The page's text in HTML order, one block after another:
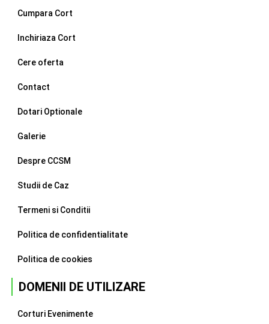
Cumpara Cort
Inchiriaza Cort
Cere oferta
Contact
Dotari Optionale
Galerie
Despre CCSM
Studii de Caz
Termeni si Conditii
Politica de confidentialitate
Politica de cookies
DOMENII DE UTILIZARE
Corturi Evenimente